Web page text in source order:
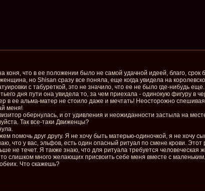
коня, что в ее положении было не самой удачной идеей, благо,
но Shisan сразу все поняла, еще когда увидела на
с табуреткой, это не значило, что ее не было где-нибудь
дня пути она увидела то, за чем приехала - одинокую фигуру в
в ее альма-матер не стоило даже и мечтать! Неосторожно
меня!
обернулась, и от удивления и неожиданности застыла на
Так все-таки Движенцы?
помочь друг другу. Я не хочу быть матерью-одиночкой, я не хочу
что у вас, эльфов, есть один опасный ритуал по смене крови.
не течет. Я также знаю, что для ритуала требуется
слишком много желающих присвоить себе меня вместе с
Что скажешь?